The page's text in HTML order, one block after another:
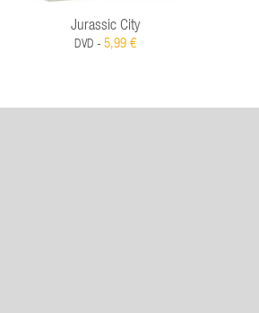
Jurassic City
DVD - 5,99 €